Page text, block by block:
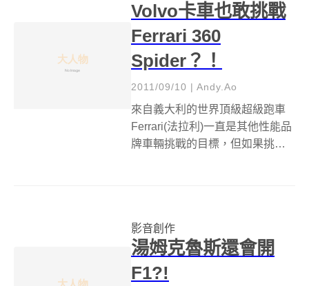
Volvo卡車也敢挑戰
Ferrari 360
Spider？！
2011/09/10 | Andy.Ao
來自義大利的世界頂級超級跑車
Ferrari(法拉利)一直是其他性能品
牌車輛挑戰的目標，但如果挑戰
V8...
影音創作
湯姆克魯斯還會開
F1?!